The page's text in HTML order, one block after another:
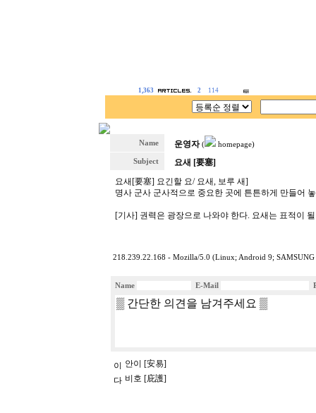
1,363 2 114
Name 운영자 ( homepage)
Subject
요새 [要塞]
요새[要塞] 요긴할 요/ 요새, 보루 새]
명사 군사 군사적으로 중요한 곳에 튼튼하게 만들어
[기사] 권력은 광장으로 나와야 한다. 요새는 표적이
218.239.22.168 - Mozilla/5.0 (Linux; Android 9;
Name E-Mail
안이 [安易]
비호 [庇護]